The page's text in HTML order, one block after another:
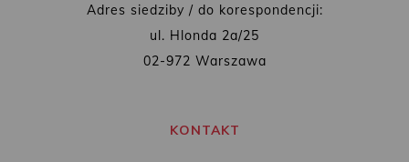
Adres siedziby / do korespondencji:
ul. Hlonda 2a/25
02-972 Warszawa
KONTAKT